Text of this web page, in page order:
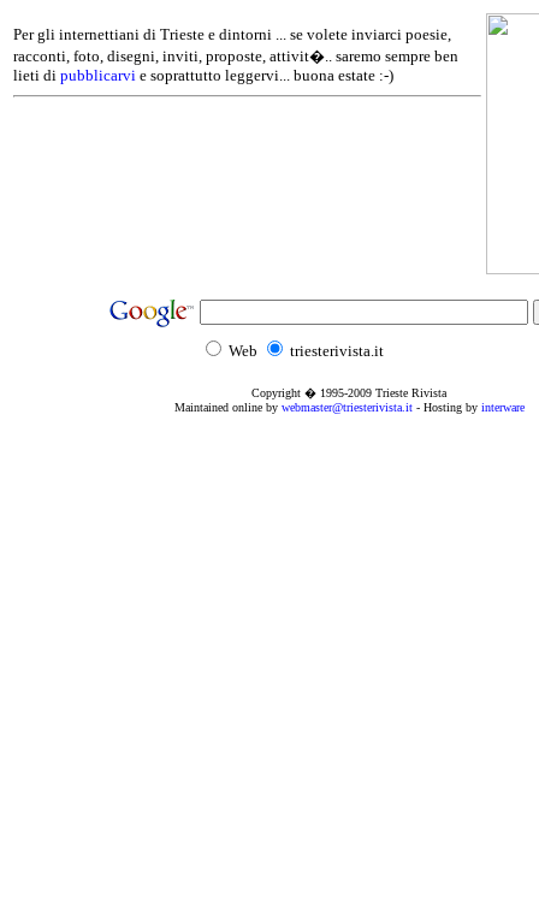
Per gli internettiani di Trieste e dintorni ... se volete inviarci poesie,
racconti, foto, disegni, inviti, proposte, attivit�.. saremo sempre ben
lieti di pubblicarvi e soprattutto leggervi... buona estate :-)
Web triesterivista.it
Copyright � 1995-2009 Trieste Rivista
Maintained online by webmaster@triesterivista.it- Hosting by interware